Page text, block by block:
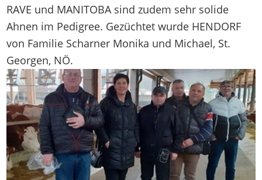
RAVE und MANITOBA sind zudem sehr solide
Ahnen im Pedigree. Gezüchtet wurde HENDORF
von Familie Scharner Monika und Michael, St.
Georgen, NÖ.